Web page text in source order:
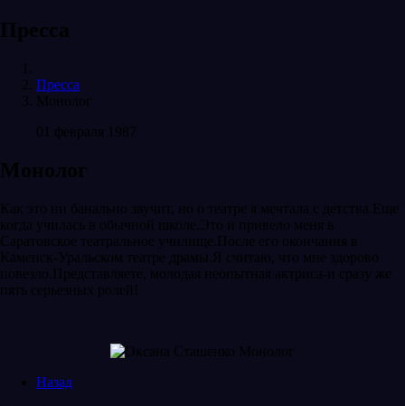
Пресса
Пресса
Монолог
01 февраля 1987
Монолог
Как это ни банально звучит, но о театре я мечтала с детства.Еще
когда училась в обычной школе.Это и привело меня в
Саратовское театральное училище.После его окончания в
Каменск-Уральском театре драмы.Я считаю, что мне здорово
повезло.Представляете, молодая неопытная актриса-и сразу же
пять серьезных ролей!
Назад